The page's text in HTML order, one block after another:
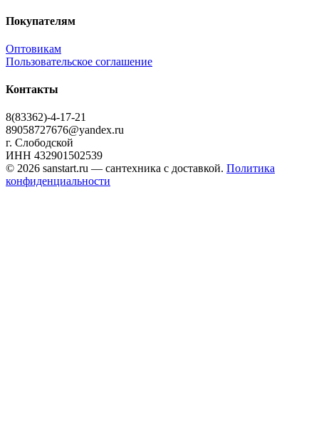
Покупателям
Оптовикам
Пользовательское соглашение
Контакты
8(83362)-4-17-21
89058727676@yandex.ru
г. Слободской
ИНН 432901502539
© 2026 sanstart.ru — сантехника с доставкой. Политика
конфиденциальности